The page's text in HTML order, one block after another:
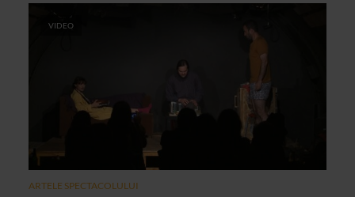
VIDEO
ARTELE SPECTACOLULUI